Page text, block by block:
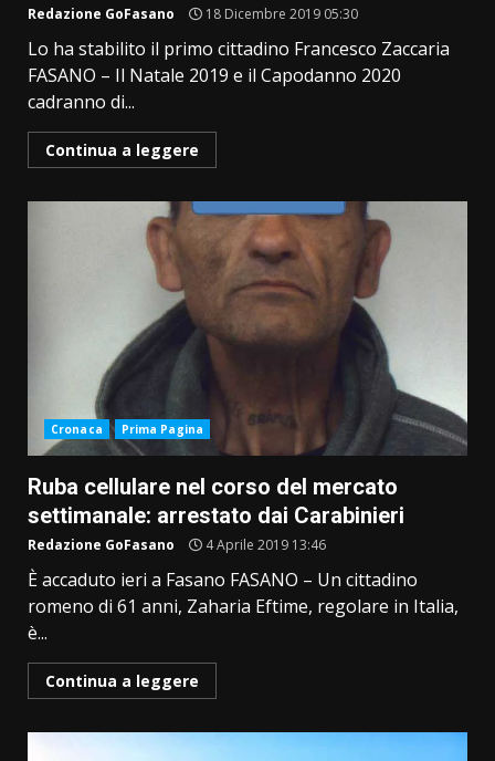
Redazione GoFasano 18 Dicembre 2019 05:30
Lo ha stabilito il primo cittadino Francesco Zaccaria
FASANO – Il Natale 2019 e il Capodanno 2020
cadranno di...
Continua a leggere
Cronaca Prima Pagina
Ruba cellulare nel corso del mercato
settimanale: arrestato dai Carabinieri
Redazione GoFasano 4 Aprile 2019 13:46
È accaduto ieri a Fasano FASANO – Un cittadino
romeno di 61 anni, Zaharia Eftime, regolare in Italia,
è...
Continua a leggere